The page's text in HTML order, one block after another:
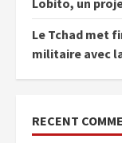
Lobito, un
Le Tchad met
militaire avec
RECENT